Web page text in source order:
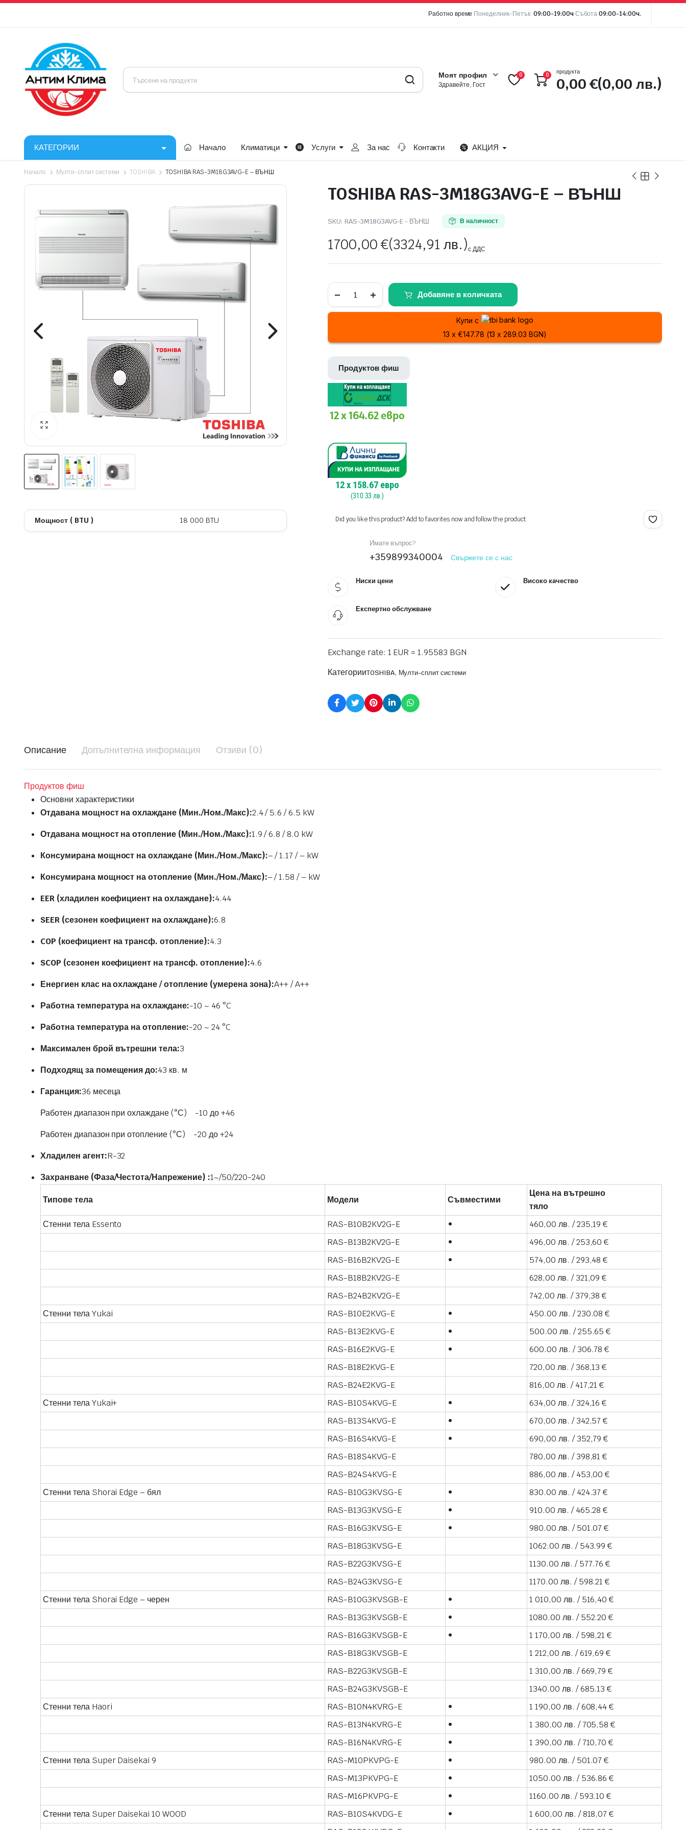
Работно време Понеделник-Петък: 09:00-19:00ч Събота 09:00-14:00ч.
Моят профил
Здравейте, Гост
0 0 продукта
0,00€(0,00 лв.)
КАТЕГОРИИ Начало Климатици Услуги За нас Контакти АКЦИЯ
Начало Мулти-сплит системи TOSHIBA TOSHIBA RAS-3M18G3AVG-E – ВЪНШ
Мощност ( BTU ) 18 000 BTU
TOSHIBA RAS-3M18G3AVG-E – ВЪНШ
SKU: RAS-3M18G3AVG-E - ВЪНШ В наличност
1700,00€(3324,91 лв.)с ДДС
RAS-
3M18G3AVG-
E
Добавяне в количката
Купи с
13 x €147.78 (13 x 289.03 BGN)
Продуктов фиш
12 x 164.62 евро
12x 158.67евро
(310.33 лв.)
Did you like this product? Add to favorites now and follow the product.
Имате въпрос?
+359899340004 Свържете се с нас
Ниски цени Високо качество
Експертно обслужване
Exchange rate: 1 EUR = 1.95583 BGN
КатегорииTOSHIBA, Мулти-сплит системи
Описание Допълнителна информация Отзиви (0)
Продуктов фиш
Основни характеристики
Отдавана мощност на охлаждане (Мин./Ном./Макс):2.4 / 5.6 / 6.5 kW
Отдавана мощност на отопление (Мин./Ном./Макс):1.9 / 6.8 / 8.0 kW
Консумирана мощност на охлаждане (Мин./Ном./Макс):– / 1.17 / – kW
Консумирана мощност на отопление (Мин./Ном./Макс):– / 1.58 / – kW
EER (хладилен коефициент на охлаждане):4.44
SEER (сезонен коефициент на охлаждане):6.8
COP (коефициент на трансф. отопление):4.3
SCOP (сезонен коефициент на трансф. отопление):4.6
Енергиен клас на охлаждане / отопление (умерена зона):A++ / A++
Работна температура на охлаждане:-10 ~ 46 °C
Работна температура на отопление:-20 ~ 24 °C
Максимален брой вътрешни тела:3
Подходящ за помещения до:43 кв. м
Гаранция:36 месеца
Работен диапазон при охлаждане (°С) -10 до +46
Работен диапазон при отопление (°С) -20 до +24
Хладилен агент:R-32
Захранване (Фаза/Честота/Напрежение) :1~/50/220-240
Типове тела Модели Съвместими
Цена на вътрешно
тяло
Стенни тела Essento
RAS-B10B2KV2G-E •
460,00 лв. / 235,19 €
RAS-B13B2KV2G-E
•
496,00 лв. / 253,60 €
RAS-B16B2KV2G-E
•
574,00 лв. / 293,48 €
RAS-B18B2KV2G-E
628,00 лв. / 321,09 €
RAS-B24B2KV2G-E
742,00 лв. / 379,38 €
Стенни тела Yukai
RAS-B10E2KVG-E •
450.00 лв. / 230.08 €
RAS-B13E2KVG-E
•
500.00 лв. / 255.65 €
RAS-B16E2KVG-E
•
600.00 лв. / 306.78 €
RAS-B18E2KVG-E
720,00 лв. / 368,13 €
RAS-B24E2KVG-E
816,00 лв. / 417,21 €
Стенни тела Yukai+
RAS-B10S4KVG-E •
634,00 лв. / 324,16 €
RAS-B13S4KVG-E
•
670,00 лв. / 342,57 €
RAS-B16S4KVG-E
•
690,00 лв. / 352,79 €
RAS-B18S4KVG-E
780,00 лв. / 398,81 €
RAS-B24S4KVG-E
886,00 лв. / 453,00 €
Стенни тела Shorai Edge – бял
RAS-B10G3KVSG-E •
830.00 лв. / 424.37 €
RAS-B13G3KVSG-E
•
910.00 лв. / 465.28 €
RAS-B16G3KVSG-E
•
980.00 лв. / 501.07 €
RAS-B18G3KVSG-E
1062.00 лв. / 543.99 €
RAS-B22G3KVSG-E
1130.00 лв. / 577.76 €
RAS-B24G3KVSG-E
1170.00 лв. / 598.21 €
Стенни тела Shorai Edge – черен
RAS-B10G3KVSGB-E •
1 010,00 лв. / 516,40 €
RAS-B13G3KVSGB-E
•
1080.00 лв. / 552.20 €
RAS-B16G3KVSGB-E
•
1 170,00 лв. / 598,21 €
RAS-B18G3KVSGB-E
1 212,00 лв. / 619,69 €
RAS-B22G3KVSGB-E
1 310,00 лв. / 669,79 €
RAS-B24G3KVSGB-E
1340.00 лв. / 685.13 €
Стенни тела Haori
RAS-B10N4KVRG-E •
1 190,00 лв. / 608,44 €
RAS-B13N4KVRG-E
•
1 380,00 лв. / 705,58 €
RAS-B16N4KVRG-E
•
1 390,00 лв. / 710,70 €
Стенни тела Super Daisekai 9
RAS-M10PKVPG-E •
980.00 лв. / 501.07 €
RAS-M13PKVPG-E
•
1050.00 лв. / 536.86 €
RAS-M16PKVPG-E
•
1160.00 лв. / 593.10 €
Стенни тела Super Daisekai 10 WOOD
RAS-B10S4KVDG-E •
1 600,00 лв. / 818,07 €